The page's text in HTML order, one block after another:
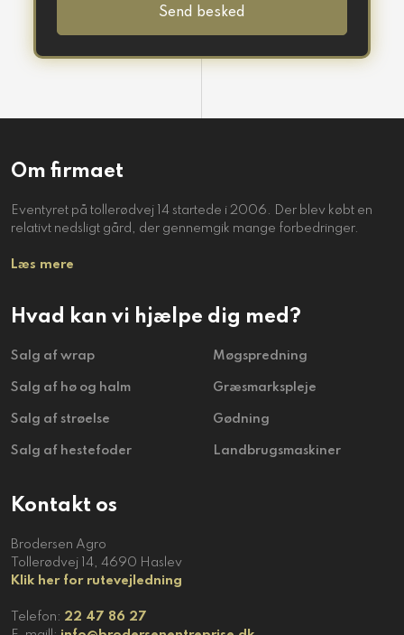
Om firmaet
Eventyret på tollerødvej 14 startede i 2006. Der blev købt en
relativt nedsligt gård, der gennemgik mange forbedringer.
Læs mere
Hvad kan vi hjælpe dig med?
Salg af wrap
Salg af hø og halm
​Salg af strøelse
​Salg af hestefoder
​Møgspredning
​Græsmarkspleje
​Gødning
​Landbrugsmaskiner
Kontakt os
Brodersen Agro
​​Tollerødvej 14, 4690 Haslev
Klik her for rutevejledning
Telefon: 22 47 86 27